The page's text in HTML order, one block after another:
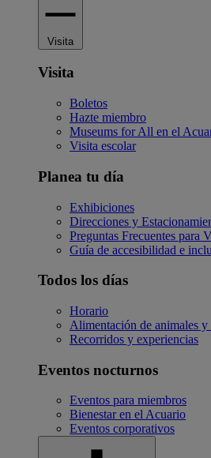
Visita
Visita
Boletos
Hazte miembro
Museums for All en el
Visita escolar
Planea tu día
Exhibiciones
Direcciones y
Preguntas Frecuentes para
Guía de accesibilidad e
Todos los días
Horario
Alimentación de animales
Recorridos y experiencias
Eventos nocturnos
Eventos para miembros
Bienestar en el Acuario
Eventos corporativos